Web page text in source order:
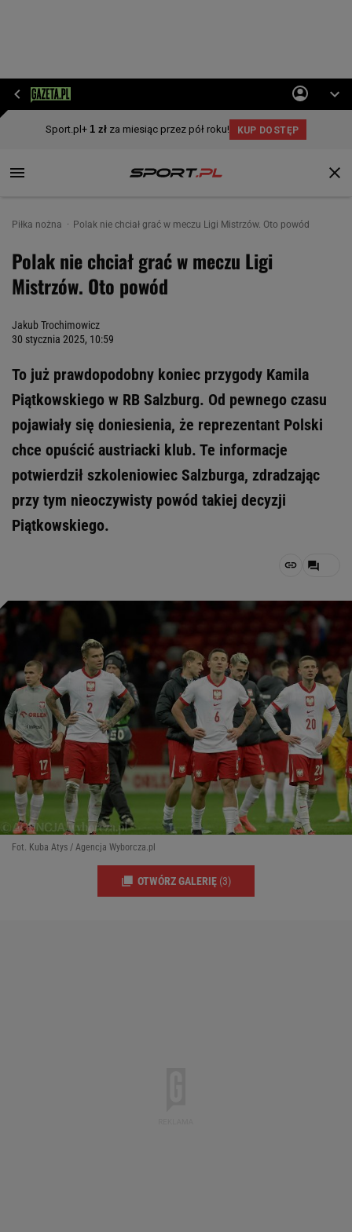
Piłka nożna Polak nie chciał grać w meczu Ligi Mistrzów. Oto powód
Polak nie chciał grać w meczu Ligi
Mistrzów. Oto powód
Jakub Trochimowicz
30 stycznia 2025, 10:59
To już prawdopodobny koniec przygody Kamila
Piątkowskiego w RB Salzburg. Od pewnego czasu
pojawiały się doniesienia, że reprezentant Polski
chce opuścić austriacki klub. Te informacje
potwierdził szkoleniowiec Salzburga, zdradzając
przy tym nieoczywisty powód takiej decyzji
Piątkowskiego.
Fot. Kuba Atys / Agencja Wyborcza.pl
OTWÓRZ GALERIĘ (3)